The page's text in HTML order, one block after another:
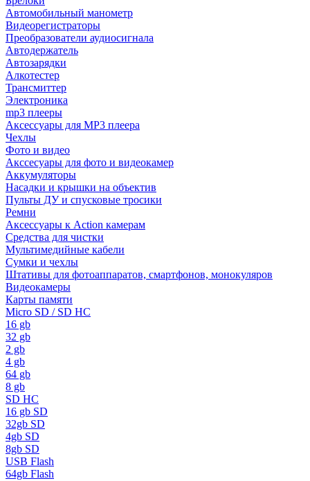
Автомобильный манометр
Видеорегистраторы
Преобразователи аудиосигнала
Автодержатель
Автозарядки
Алкотестер
Трансмиттер
Электроника
mp3 плееры
Аксессуары для MP3 плеера
Чехлы
Фото и видео
Акссесуары для фото и видеокамер
Аккумуляторы
Насадки и крышки на объектив
Пульты ДУ и спусковые тросики
Ремни
Аксессуары к Action камерам
Средства для чистки
Мультимедийные кабели
Сумки и чехлы
Штативы для фотоаппаратов, смартфонов, монокуляров
Видеокамеры
Карты памяти
Micro SD / SD HC
16 gb
32 gb
2 gb
4 gb
64 gb
8 gb
SD HC
16 gb SD
32gb SD
4gb SD
8gb SD
USB Flash
64gb Flash